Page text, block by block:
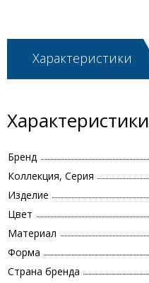
Характеристики
Характеристики
Бренд
Коллекция, Серия
Изделие
Цвет
Материал
Форма
Страна бренда